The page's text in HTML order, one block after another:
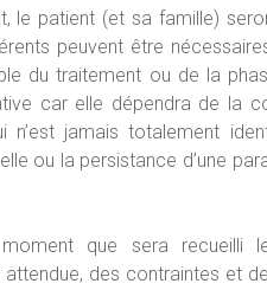
le patient (et sa famille)
peuvent être
du traitement ou de la
car elle dépendra de la
n’est jamais totalement
ou la persistance d’une
que sera recueilli
attendue, des contraintes et